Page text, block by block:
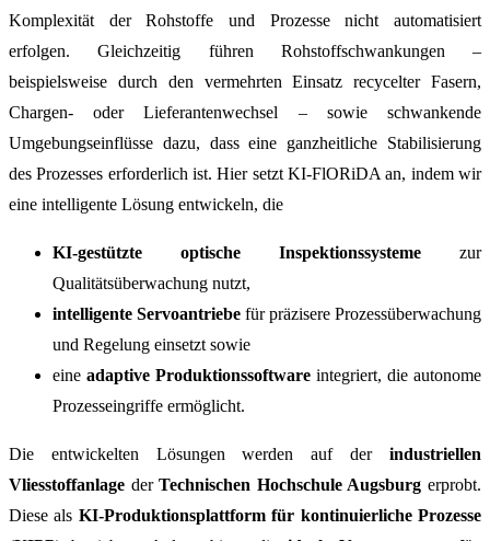
Komplexität der Rohstoffe und Prozesse nicht automatisiert
erfolgen. Gleichzeitig führen Rohstoffschwankungen –
beispielsweise durch den vermehrten Einsatz recycelter Fasern,
Chargen- oder Lieferantenwechsel – sowie schwankende
Umgebungseinflüsse dazu, dass eine ganzheitliche Stabilisierung
des Prozesses erforderlich ist. Hier setzt KI-FlORiDA an, indem wir
eine intelligente Lösung entwickeln, die
KI-gestützte optische Inspektionssysteme zur
Qualitätsüberwachung nutzt,
intelligente Servoantriebe für präzisere Prozessüberwachung
und Regelung einsetzt sowie
eine adaptive Produktionssoftware integriert, die autonome
Prozesseingriffe ermöglicht.
Die entwickelten Lösungen werden auf der industriellen
Vliesstoffanlage derTechnischen Hochschule Augsburg erprobt.
Diese als KI-Produktionsplattform für kontinuierliche Prozesse